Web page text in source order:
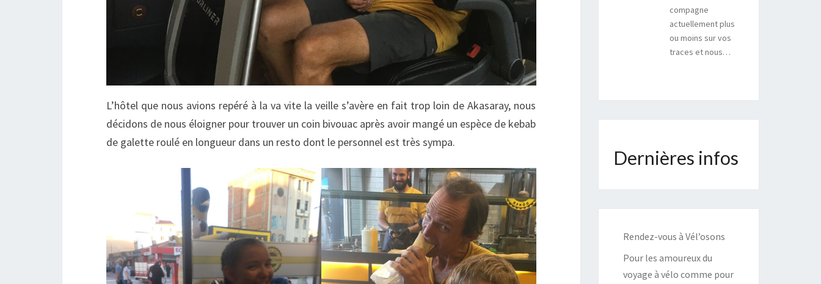
L’hôtel que nous avions repéré à la va vite la veille s’avère en fait trop loin de Akasaray, nous
décidons de nous éloigner pour trouver un coin bivouac après avoir mangé un espèce de kebab
de galette roulé en longueur dans un resto dont le personnel est très sympa.
compagne
actuellement plus
ou moins sur vos
traces et nous…
Dernières infos
Rendez-vous à Vél’osons
Pour les amoureux du
voyage à vélo comme pour